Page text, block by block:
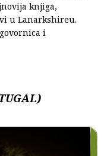
knjiga,
u Lanarkshireu.
i